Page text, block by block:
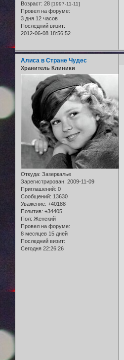
Возраст: 28 [1997-11-11]
Провел на форуме:
3 дня 12 часов
Последний визит:
2012-06-08 18:56:52
Алиса в Стране Чудес
Хранитель Клиники
Откуда: Зазеркалье
Зарегистрирован: 2009-11-09
Приглашений: 0
Сообщений: 13630
Уважение: +40188
Позитив: +34405
Пол: Женский
Провел на форуме:
8 месяцев 15 дней
Последний визит:
Сегодня 22:26:26